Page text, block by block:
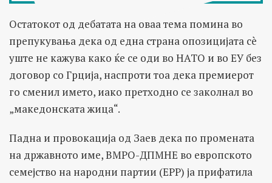
Остатокот од дебатата на оваа тема помина во
препукувања дека од една страна опозицијата сè
уште не кажува како ќе се оди во НАТО и во ЕУ без
договор со Грција, наспроти тоа дека премиерот
го сменил името, иако претходно се заколнал во
„македонската жица“.
Падна и провокација од Заев дека по промената
на државното име, ВМРО-ДПМНЕ во европското
семејство на народни партии (EPP) ја прифатила